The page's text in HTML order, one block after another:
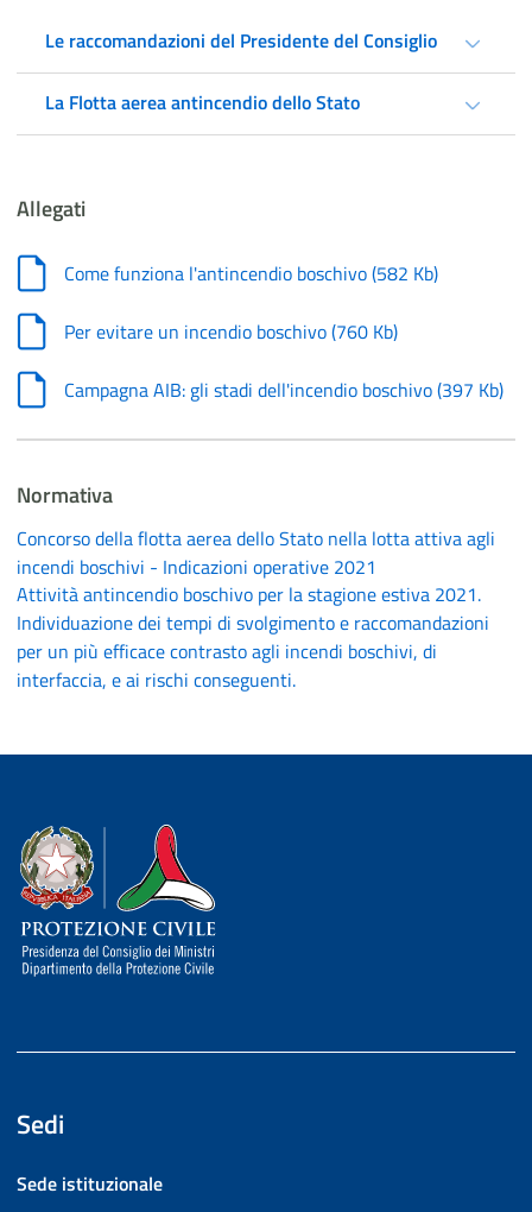
Le raccomandazioni del Presidente del Consiglio
La Flotta aerea antincendio dello Stato
Allegati
Come funziona l'antincendio boschivo(582 Kb)
Per evitare un incendio boschivo(760 Kb)
Campagna AIB: gli stadi dell'incendio boschivo(397 Kb)
Normativa
Concorso della flotta aerea dello Stato nella lotta attiva agli
incendi boschivi - Indicazioni operative 2021
Attività antincendio boschivo per la stagione estiva 2021.
Individuazione dei tempi di svolgimento e raccomandazioni
per un più efficace contrasto agli incendi boschivi, di
interfaccia, e ai rischi conseguenti.
Dipartimento della Protezione Civile
Sedi
Sede istituzionale